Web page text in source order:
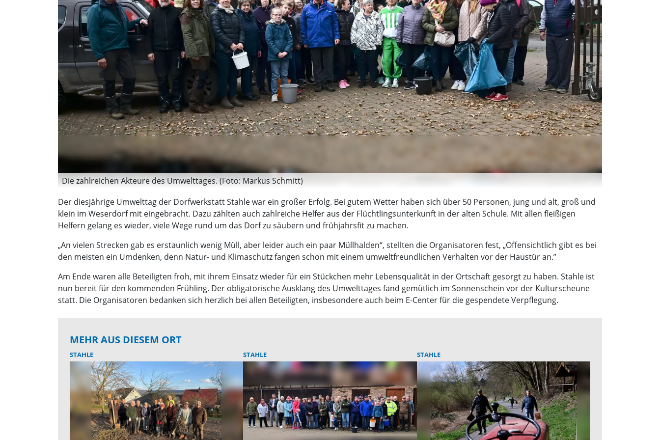
Die zahlreichen Akteure des Umwelttages. (Foto: Markus Schmitt)
Der diesjährige Umwelttag der Dorfwerkstatt Stahle war ein großer Erfolg. Bei gutem Wetter haben sich über 50 Personen, jung und alt, groß und
klein im Weserdorf mit eingebracht. Dazu zählten auch zahlreiche Helfer aus der Flüchtlingsunterkunft in der alten Schule. Mit allen fleißigen
Helfern gelang es wieder, viele Wege rund um das Dorf zu säubern und frühjahrsfit zu machen.
„An vielen Strecken gab es erstaunlich wenig Müll, aber leider auch ein paar Müllhalden“, stellten die Organisatoren fest, „Offensichtlich gibt es bei
den meisten ein Umdenken, denn Natur- und Klimaschutz fangen schon mit einem umweltfreundlichen Verhalten vor der Haustür an.”
Am Ende waren alle Beteiligten froh, mit ihrem Einsatz wieder für ein Stückchen mehr Lebensqualität in der Ortschaft gesorgt zu haben. Stahle ist
nun bereit für den kommenden Frühling. Der obligatorische Ausklang des Umwelttages fand gemütlich im Sonnenschein vor der Kulturscheune
statt. Die Organisatoren bedanken sich herzlich bei allen Beteiligten, insbesondere auch beim E-Center für die gespendete Verpflegung.
MEHR AUS DIESEM ORT
STAHLE STAHLE STAHLE